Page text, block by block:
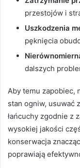
przestojów i
Uszkodzenia
pęknięcia
dalszych
Aby temu zapobiec,
stan ogniw, usuwać
łańcuchy zgodnie z
wysokiej jakości
konserwacja
poprawiają